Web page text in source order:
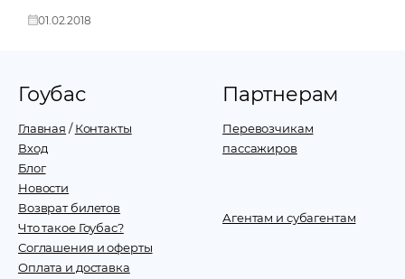
01.02.2018
Гоубас
Главная /Контакты
Вход
Блог
Новости
Возврат билетов
Что такое Гоубас?
Соглашения и оферты
Оплата и доставка
Партнерам
Перевозчикам
пассажиров
Агентам и субагентам